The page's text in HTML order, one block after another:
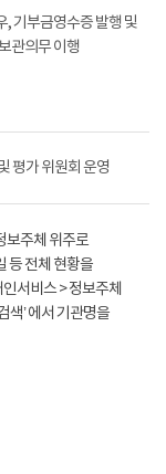
, 기부금영수증 발행 및
관의무 이행
평가 위원회 운영
보주체 위주로
등 전체 현황을
서비스 > 정보주체
색’ 에서 기관명을